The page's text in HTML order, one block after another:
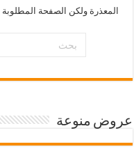
المعذرة ولكن الصفحة
عروض منوعة